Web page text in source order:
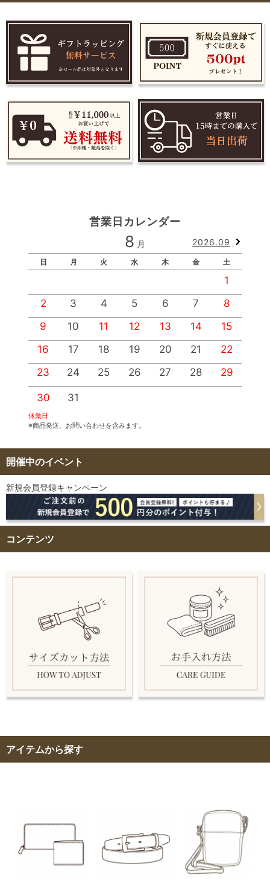
営業日カレンダー
8 月 2026.09
日 月 火 水 木 金 土
1
2
3 4 5 6 7
8
9
10 11 12 13 14
15
16
17 18 19 20 21
22
23
24 25 26 27 28 29
30 31
休業日
※商品発送、お問い合わせを含みます。
開催中のイベント
新規会員登録キャンペーン
コンテンツ
アイテムから探す